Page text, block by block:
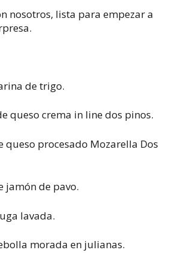
nosotros, lista para empezar a
de trigo.
queso crema in line dos pinos.
queso procesado Mozarella Dos
jamón de pavo.
lavada.
morada en julianas.